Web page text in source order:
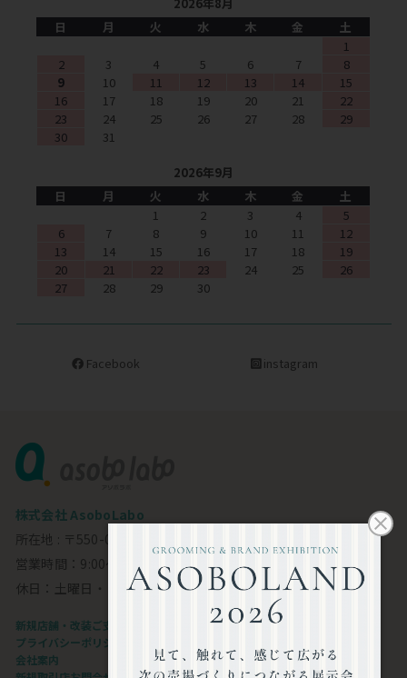
日
月 火 水 木 金
土
1
2
3 4 5 6 7
8
9
10 11 12 13 14
15
16
17 18 19 20 21
22
23
24 25 26 27 28
29
30
31
2026年9月
日
月 火 水 木 金
土
1
2 3 4
5
6
7 8 9 10 11
12
13
14 15 16 17 18
19
20
21 22 23 24 25
26
27
28 29 30
Facebook instagram
株式会社 AsoboLabo
所在地 : 〒550-0002 大阪市西区江戸堀1-23-11 6F
営業時間：9:00～18:00
休日：土曜日・日曜日・祝日
新規店舗・改装ご支援します
プライバシーポリシー
会社案内